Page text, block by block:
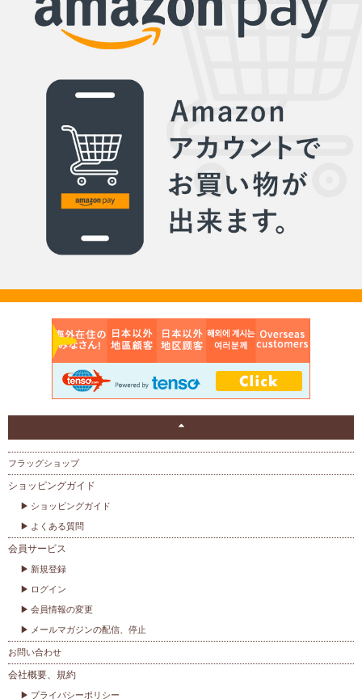
フラッグショップ
ショッピングガイド
ショッピングガイド
よくある質問
会員サービス
新規登録
ログイン
会員情報の変更
メールマガジンの配信、停止
お問い合わせ
会社概要、規約
プライバシーポリシー